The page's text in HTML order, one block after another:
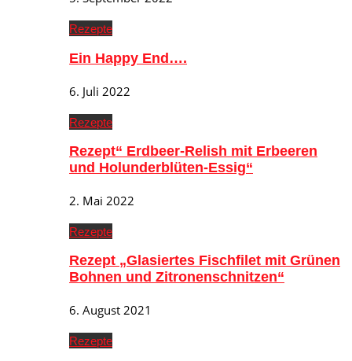
Rezepte
Ein Happy End….
6. Juli 2022
Rezepte
Rezept“ Erdbeer-Relish mit Erbeeren
und Holunderblüten-Essig“
2. Mai 2022
Rezepte
Rezept „Glasiertes Fischfilet mit Grünen
Bohnen und Zitronenschnitzen“
6. August 2021
Rezepte